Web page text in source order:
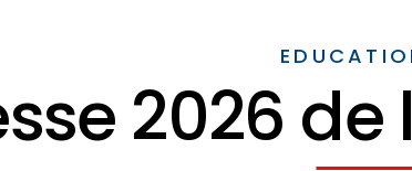
2026